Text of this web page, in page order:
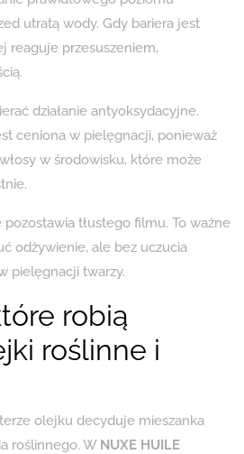
utratą wody. Gdy bariera jest
reaguje przesuszeniem,
działanie antyoksydacyjne.
ceniona w pielęgnacji, ponieważ
w środowisku, które może
tłustego filmu. To ważne
odżywienie, ale bez uczucia
pielęgnacji twarzy.
robią
roślinne i
olejku decyduje mieszanka
roślinnego. W NUXE HUILE